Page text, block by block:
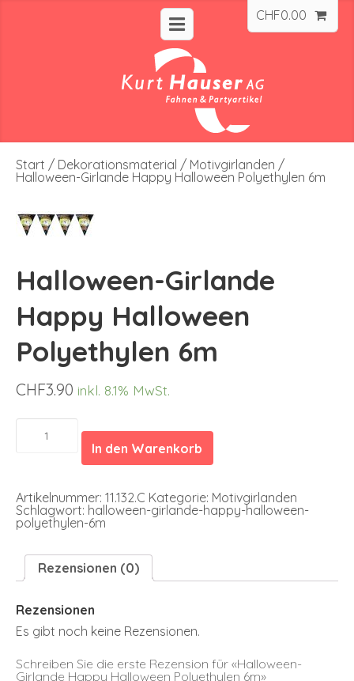
CHF0.00
Start / Dekorationsmaterial / Motivgirlanden /
Halloween-Girlande Happy Halloween Polyethylen 6m
Halloween-Girlande
Happy Halloween
Polyethylen 6m
CHF3.90 inkl. 8.1% MwSt.
Halloween-
Girlande
Happy
Menge
In den Warenkorb
Artikelnummer: 11.132.C Kategorie: Motivgirlanden
Schlagwort: halloween-girlande-happy-halloween-
polyethylen-6m
Rezensionen (0)
Rezensionen
Es gibt noch keine Rezensionen.
Schreiben Sie die erste Rezension für «Halloween-
Girlande Happy Halloween Polyethylen 6m»